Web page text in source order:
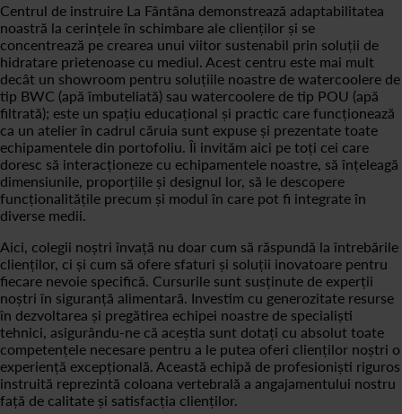
Centrul de instruire La Fântâna demonstrează adaptabilitatea
noastră la cerințele în schimbare ale clienților și se
concentrează pe crearea unui viitor sustenabil prin soluții de
hidratare prietenoase cu mediul. Acest centru este mai mult
decât un showroom pentru soluțiile noastre de watercoolere de
tip BWC (apă îmbuteliată) sau watercoolere de tip POU (apă
filtrată); este un spațiu educațional și practic care funcționează
ca un atelier în cadrul căruia sunt expuse și prezentate toate
echipamentele din portofoliu. Îi invităm aici pe toți cei care
doresc să interacționeze cu echipamentele noastre, să înțeleagă
dimensiunile, proporțiile și designul lor, să le descopere
funcționalitățile precum și modul în care pot fi integrate în
diverse medii.
Aici, colegii noștri învață nu doar cum să răspundă la întrebările
clienților, ci și cum să ofere sfaturi și soluții inovatoare pentru
fiecare nevoie specifică. Cursurile sunt susținute de experții
noștri în siguranță alimentară. Investim cu generozitate resurse
în dezvoltarea și pregătirea echipei noastre de specialiști
tehnici, asigurându-ne că aceștia sunt dotați cu absolut toate
competențele necesare pentru a le putea oferi clienților noștri o
experiență excepțională. Această echipă de profesioniști riguros
instruită reprezintă coloana vertebrală a angajamentului nostru
față de calitate și satisfacția clienților.